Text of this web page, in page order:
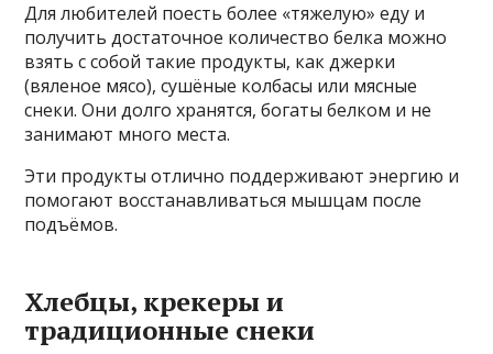
Для любителей поесть более «тяжелую» еду и
получить достаточное количество белка можно
взять с собой такие продукты, как джерки
(вяленое мясо), сушёные колбасы или мясные
снеки. Они долго хранятся, богаты белком и не
занимают много места.
Эти продукты отлично поддерживают энергию и
помогают восстанавливаться мышцам после
подъёмов.
Хлебцы, крекеры и
традиционные снеки